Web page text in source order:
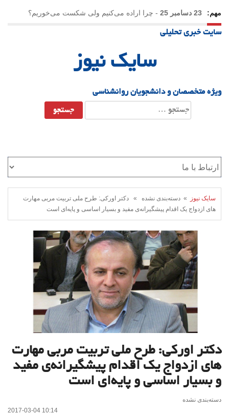
مهم: 23 دسامبر 25 - چرا اراده می‌کنیم ولی شکست می‌خوریم؟
21 دسامبر 25
سایت خبری تحلیلی
سایک نیوز
ویژه متخصصان و دانشجویان روانشناسی
جستجو
برای:
سایک نیوز
» دسته‌بندی نشده » دکتر اورکی: طرح ملی تربیت مربی مهارت
های ازدواج یک اقدام پیشگیرانه‌ی مفید و بسیار اساسی و پایه‌ای است
دکتر اورکی: طرح ملی تربیت مربی مهارت
های ازدواج یک اقدام پیشگیرانه‌ی مفید
و بسیار اساسی و پایه‌ای است
دسته‌بندی نشده
2017-03-04 10:14